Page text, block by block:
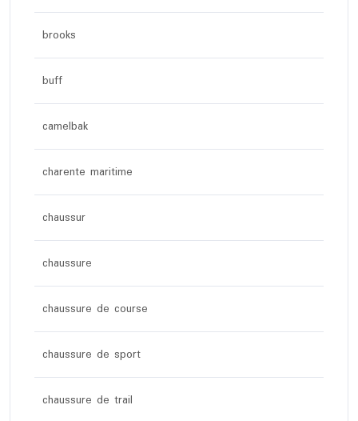
brooks
buff
camelbak
charente maritime
chaussur
chaussure
chaussure de course
chaussure de sport
chaussure de trail